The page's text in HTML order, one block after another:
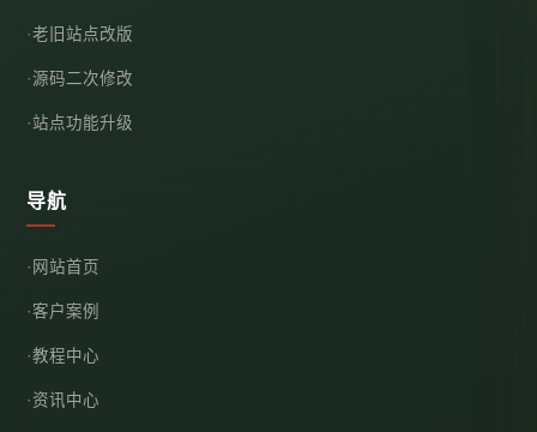
老旧站点改版
源码二次修改
站点功能升级
导航
网站首页
客户案例
教程中心
资讯中心